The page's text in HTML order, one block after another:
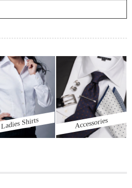
Ladies Shirts Accessories